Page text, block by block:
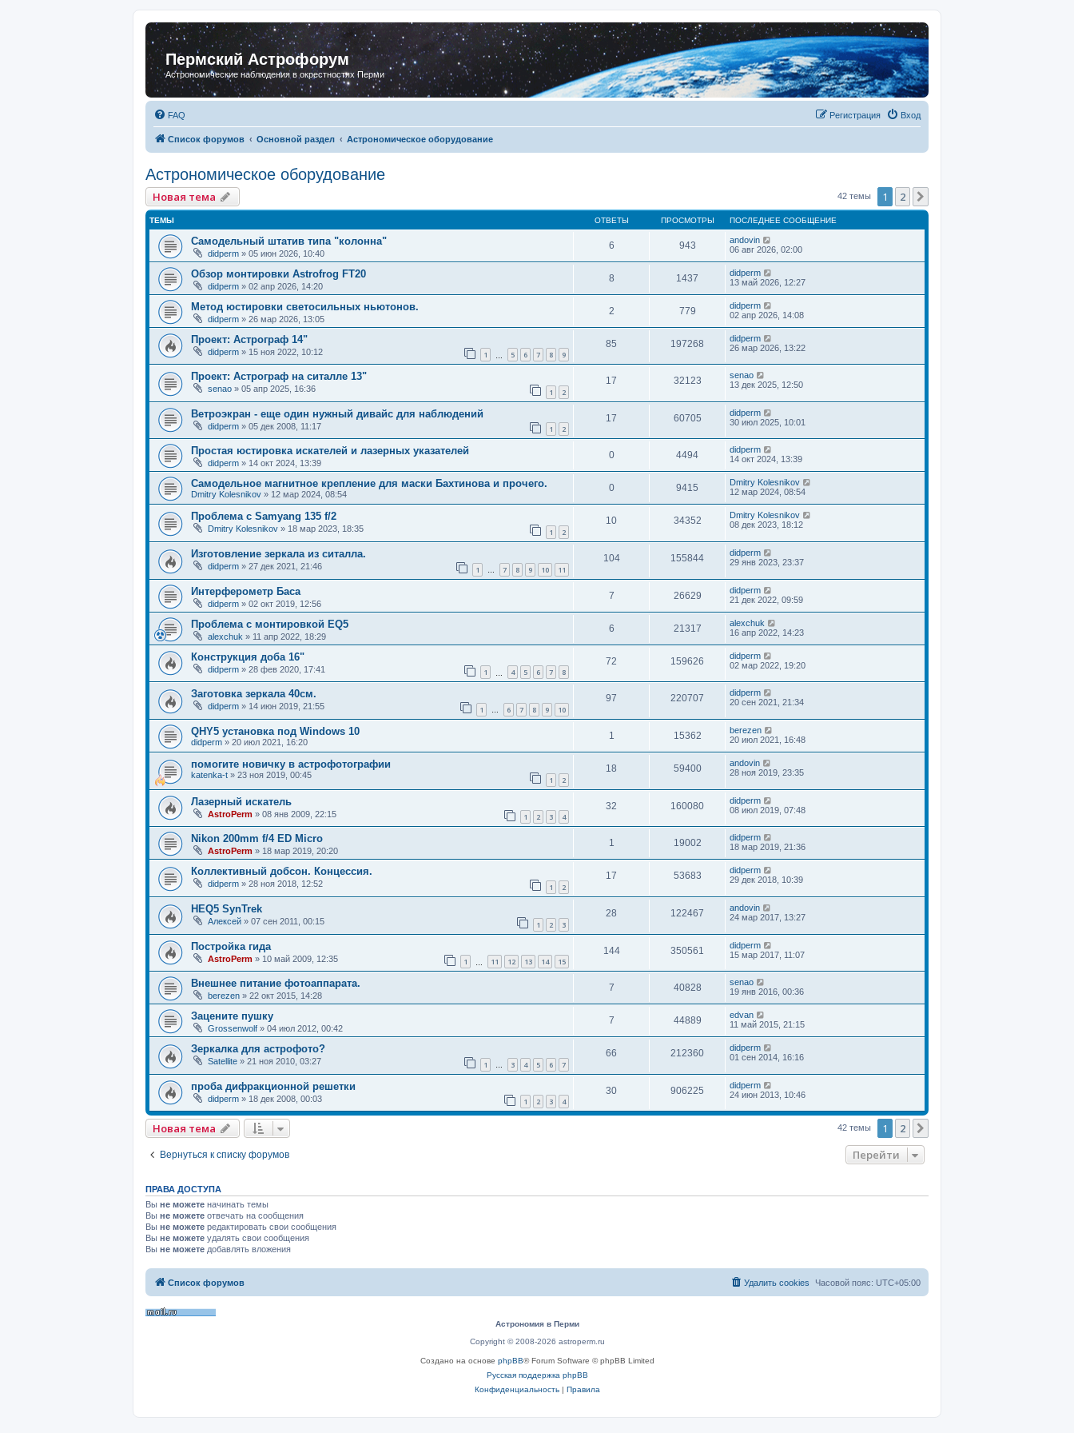
Пермский Астрофорум
Астрономические наблюдения в окрестностях Перми
FAQ Вход
Регистрация
Список форумов Основной раздел Астрономическое оборудование
Астрономическое оборудование
Новая тема 42 темы 1 2
ТЕМЫ ОТВЕТЫ ПРОСМОТРЫ ПОСЛЕДНЕЕ СООБЩЕНИЕ
Самодельный штатив типа "колонна"
didperm » 05 июн 2026, 10:40
6 943
andovin
06 авг 2026, 02:00
Обзор монтировки Astrofrog FT20
didperm » 02 апр 2026, 14:20
8 1437
didperm
13 май 2026, 12:27
Метод юстировки светосильных ньютонов.
didperm » 26 мар 2026, 13:05
2 779
didperm
02 апр 2026, 14:08
Проект: Астрограф 14"
didperm » 15 ноя 2022, 10:12 1 5 6 7 8 9
85 197268
didperm
26 мар 2026, 13:22
Проект: Астрограф на ситалле 13"
senao » 05 апр 2025, 16:36 1 2
17 32123
senao
13 дек 2025, 12:50
Ветроэкран - еще один нужный дивайс для наблюдений
didperm » 05 дек 2008, 11:17 1 2
17 60705
didperm
30 июл 2025, 10:01
Простая юстировка искателей и лазерных указателей
didperm » 14 окт 2024, 13:39
0 4494
didperm
14 окт 2024, 13:39
Самодельное магнитное крепление для маски Бахтинова и прочего.
Dmitry Kolesnikov » 12 мар 2024, 08:54
0 9415
Dmitry Kolesnikov
12 мар 2024, 08:54
Проблема с Samyang 135 f/2
Dmitry Kolesnikov » 18 мар 2023, 18:35 1 2
10 34352
Dmitry Kolesnikov
08 дек 2023, 18:12
Изготовление зеркала из ситалла.
didperm » 27 дек 2021, 21:46 1 … 7 8 9 10 11
104 155844
didperm
29 янв 2023, 23:37
Интерферометр Баса
didperm » 02 окт 2019, 12:56
7 26629
didperm
21 дек 2022, 09:59
Проблема с монтировкой EQ5
alexchuk » 11 апр 2022, 18:29
6 21317
alexchuk
16 апр 2022, 14:23
Конструкция доба 16"
didperm » 28 фев 2020, 17:41 1 4 5 6 7 8
72 159626
didperm
02 мар 2022, 19:20
Заготовка зеркала 40см.
didperm » 14 июн 2019, 21:55 1 … 6 7 8 9 10
97 220707
didperm
20 сен 2021, 21:34
QHY5 установка под Windows 10
didperm » 20 июл 2021, 16:20
1 15362
berezen
20 июл 2021, 16:48
помогите новичку в астрофотографии
katenka-t » 23 ноя 2019, 00:45 1 2
18 59400
andovin
28 ноя 2019, 23:35
Лазерный искатель
AstroPerm » 08 янв 2009, 22:15 1 2 3 4
32 160080
didperm
08 июл 2019, 07:48
Nikon 200mm f/4 ED Micro
AstroPerm » 18 мар 2019, 20:20
1 19002
didperm
18 мар 2019, 21:36
Коллективный добсон. Концессия.
didperm » 28 ноя 2018, 12:52 1 2
17 53683
didperm
29 дек 2018, 10:39
HEQ5 SynTrek
Алексей » 07 сен 2011, 00:15 1 2 3
28 122467
andovin
24 мар 2017, 13:27
Постройка гида
AstroPerm » 10 май 2009, 12:35 1 11 12 13 14 15
144 350561
didperm
15 мар 2017, 11:07
Внешнее питание фотоаппарата.
berezen » 22 окт 2015, 14:28
7 40828
senao
19 янв 2016, 00:36
Зацените пушку
Grossenwolf » 04 июл 2012, 00:42
7 44889
edvan
11 май 2015, 21:15
Зеркалка для астрофото?
Satellite » 21 ноя 2010, 03:27 1 … 3 4 5 6 7
66 212360
didperm
01 сен 2014, 16:16
проба дифракционной решетки
didperm » 18 дек 2008, 00:03 1 2 3 4
30 906225
didperm
24 июн 2013, 10:46
Новая тема 42 темы 1 2
Вернуться к списку форумов Перейти
ПРАВА ДОСТУПА
Вы не можете начинать темы
Вы не можете отвечать на сообщения
Вы не можете редактировать свои сообщения
Вы не можете удалять свои сообщения
Вы не можете добавлять вложения
Список форумов Часовой пояс: UTC+05:00
Удалить cookies
Астрономия в Перми
Copyright © 2008-2026 astroperm.ru
Создано на основе phpBB® Forum Software © phpBB Limited
Русская поддержка phpBB
Конфиденциальность| Правила